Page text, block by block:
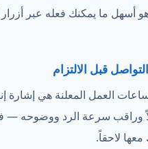
أسهل ما يمكنك فعله عبر أزرار
العمل المعلنة هي إشارة
وراقب سرعة الرد ووضوحه —
لاحقاً.